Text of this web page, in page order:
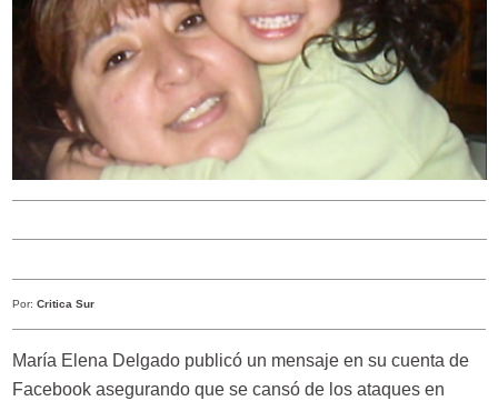
Por: Critica Sur
María Elena Delgado publicó un mensaje en su cuenta de
Facebook asegurando que se cansó de los ataques en